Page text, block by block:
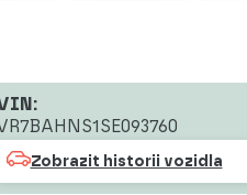
Zobrazit historii vozidla